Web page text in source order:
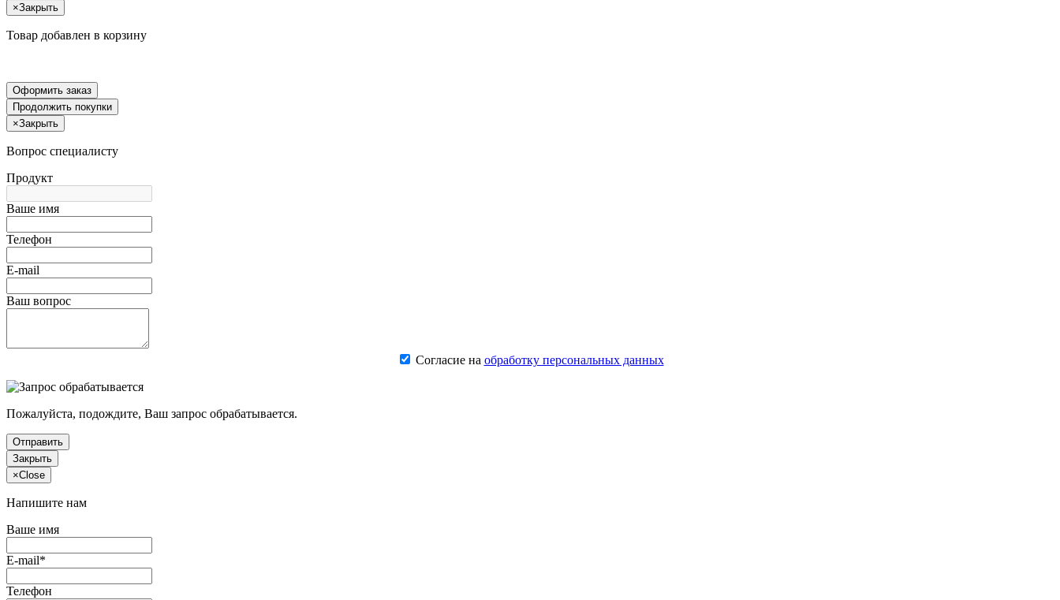
×Закрыть
Товар добавлен в корзину
Оформить заказ
Продолжить покупки
×Закрыть
Вопрос специалисту
Продукт
Ваше имя
Телефон
E-mail
Ваш вопрос
Согласие на обработку персональных данных
Пожалуйста, подождите, Ваш запрос обрабатывается.
Отправить
Закрыть
×Close
Напишите нам
Ваше имя
E-mail*
Телефон